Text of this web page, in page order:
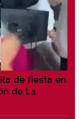
de fiesta en
de La